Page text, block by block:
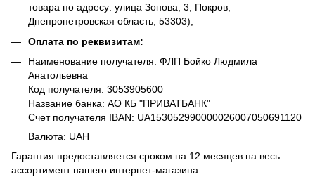
товара по адресу: улица Зонова, 3, Покров,
Днепропетровская область, 53303);
Оплата по реквизитам:
Наименование получателя: ФЛП Бойко Людмила
Анатольевна
Код получателя: 3053905600
Название банка: АО КБ "ПРИВАТБАНК"
Счет получателя IBAN: UA153052990000026007050691120
Валюта: UAH
Гарантия предоставляется сроком на 12 месяцев на весь
ассортимент нашего интернет-магазина